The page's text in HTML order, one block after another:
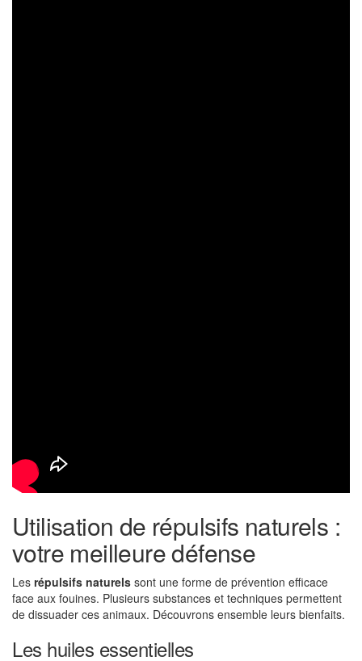
Utilisation de répulsifs naturels :
votre meilleure défense
Les répulsifs naturels sont une forme de prévention efficace
face aux fouines. Plusieurs substances et techniques permettent
de dissuader ces animaux. Découvrons ensemble leurs bienfaits.
Les huiles essentielles